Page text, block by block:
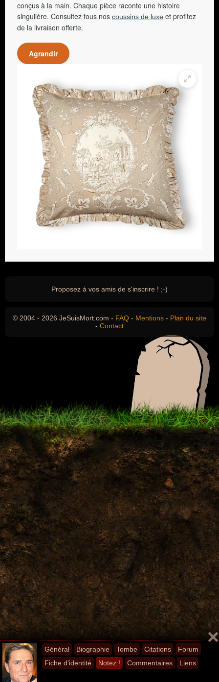
Général Biographie Tombe Citations
Forum
Fiche d'identité
Notez ! Commentaires Liens
conçus à la main. Chaque pièce raconte une histoire
singulière. Consultez tous nos coussins de luxe et profitez
de la livraison offerte.
Agrandir
Proposez à vos amis de s'inscrire ! ;-)
© 2004 - 2026 JeSuisMort.com - FAQ - Mentions - Plan du site
- Contact